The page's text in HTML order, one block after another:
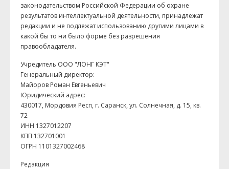
законодательством Российской Федерации об охране
результатов интеллектуальной деятельности, принадлежат
редакции и не подлежат использованию другими лицами в
какой бы то ни было форме без разрешения
правообладателя.
Учредитель ООО "ЛОНГ КЭТ"
Генеральный директор:
Майоров Роман Евгеньевич
Юридический адрес:
430017, Мордовия Респ, г. Саранск, ул. Солнечная, д. 15, кв.
72
ИНН 1327012207
КПП 132701001
ОГРН 1101327002468
Редакция